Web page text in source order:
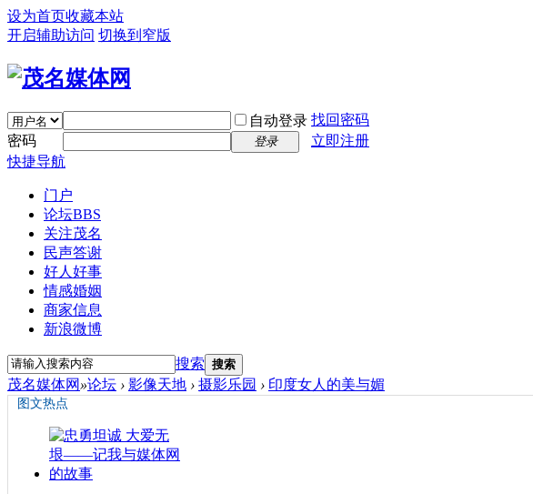
设为首页收藏本站
开启辅助访问 切换到窄版
自动登录 找回密码
密码
登录
立即注册
快捷导航
门户
论坛BBS
关注茂名
民声答谢
好人好事
情感婚姻
商家信息
新浪微博
搜索 搜索
茂名媒体网 »论坛 › 影像天地 › 摄影乐园 › 印度女人的美与媚
图文热点